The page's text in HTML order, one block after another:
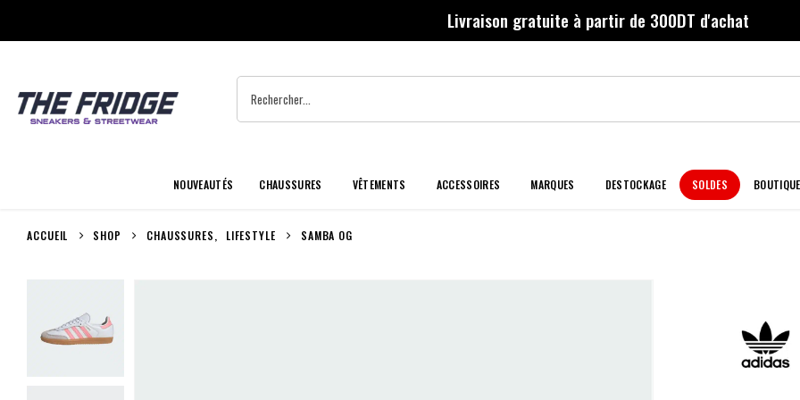
Livraison gratuite à partir de 300DT d'achat
NOUVEAUTÉS CHAUSSURES VÊTEMENTS ACCESSOIRES MARQUES DESTOCKAGE SOLDES
ACCUEIL SHOP CHAUSSURES, LIFESTYLE SAMBA OG